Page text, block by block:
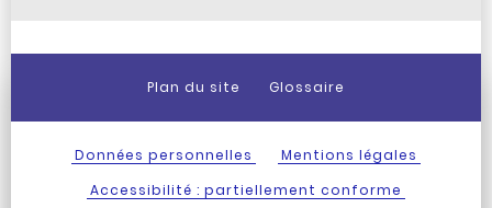
Plan du site Glossaire
Données personnelles
Mentions légales
Accessibilité : partiellement conforme